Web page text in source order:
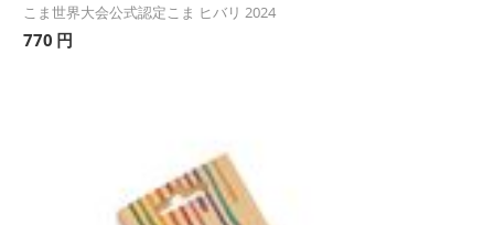
こま世界大会公式認定こま ヒバリ 2024
770 円